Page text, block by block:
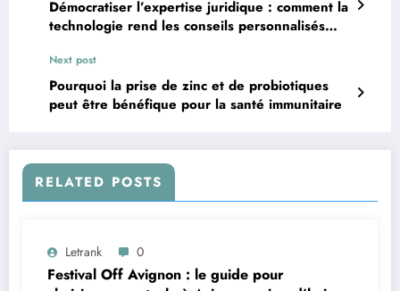
Démocratiser l’expertise juridique : comment la
technologie rend les conseils personnalisés
Next post
Pourquoi la prise de zinc et de probiotiques
peut être bénéfique pour la santé immunitaire
RELATED POSTS
Letrank 0
Festival Off Avignon : le guide pour